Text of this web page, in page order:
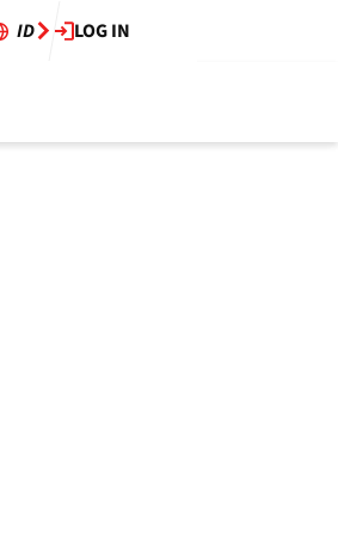
ID LOG IN